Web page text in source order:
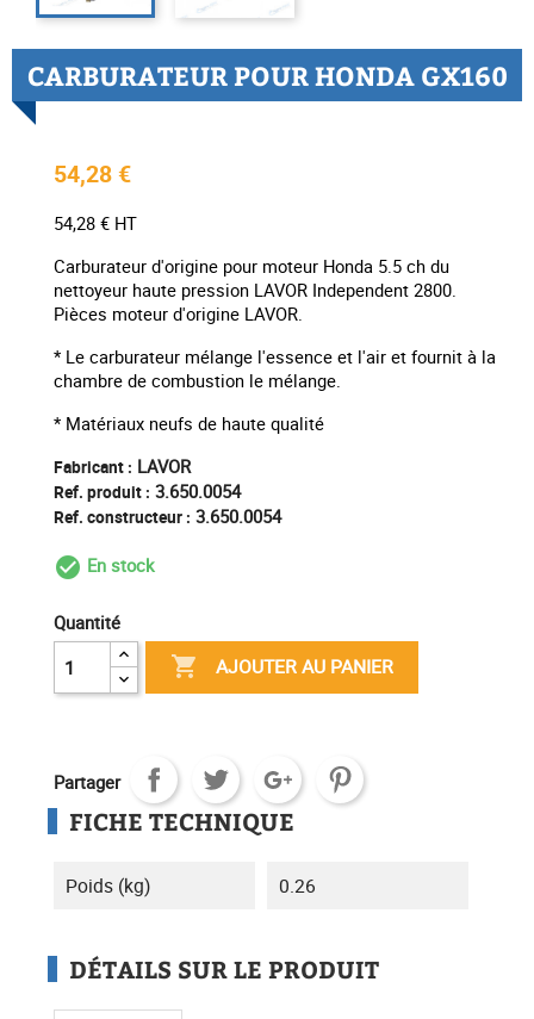
CARBURATEUR POUR HONDA GX160
54,28 €
54,28 € HT
Carburateur d'origine pour moteur Honda 5.5 ch du
nettoyeur haute pression LAVOR Independent 2800.
Pièces moteur d'origine LAVOR.
* Le carburateur mélange l'essence et l'air et fournit à la
chambre de combustion le mélange.
* Matériaux neufs de haute qualité
Fabricant : LAVOR
Ref. produit : 3.650.0054
Ref. constructeur : 3.650.0054
check_circle_outline
En stock
Quantité
 AJOUTER AU PANIER
Partager
FICHE TECHNIQUE
Poids (kg) 0.26
DÉTAILS SUR LE PRODUIT